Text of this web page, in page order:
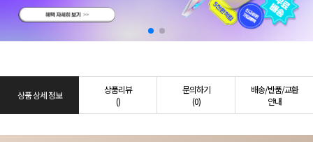
상품 상세 정보
상품리뷰
()
문의하기
(0)
배송/반품/교환
안내